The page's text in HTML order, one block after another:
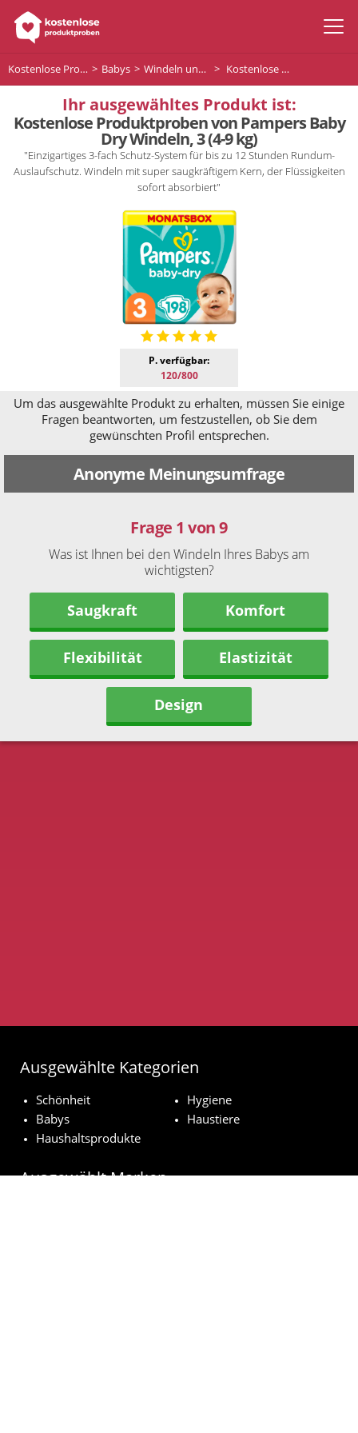
Kostenlose Produktproben Babys Windeln und Babytücher Kostenlose Produktproben von Pampers Baby Dry Windeln, 3 (4-9 kg)
Ihr ausgewähltes Produkt ist:
Kostenlose Produktproben von Pampers Baby
Dry Windeln, 3 (4-9 kg)
"Einzigartiges 3-fach Schutz-System für bis zu 12 Stunden Rundum-
Auslaufschutz. Windeln mit super saugkräftigem Kern, der Flüssigkeiten
sofort absorbiert"
P. verfügbar:
120/800
Anonyme Meinungsumfrage
Um das ausgewählte Produkt zu erhalten, müssen Sie einige
Fragen beantworten, um festzustellen, ob Sie dem
gewünschten Profil entsprechen.
Frage 1 von 9
Was ist Ihnen bei den Windeln Ihres Babys am
wichtigsten?
Saugkraft Komfort
Flexibilität Elastizität
Design
Ausgewählte Kategorien
Schönheit
Hygiene
Babys
Haustiere
Haushaltsprodukte
Ausgewählt Marken